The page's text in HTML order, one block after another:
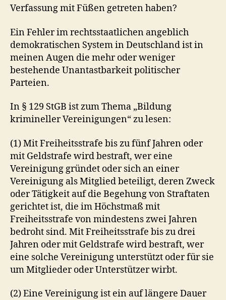
Verfassung mit Füßen getreten haben?
Ein Fehler im rechtsstaatlichen angeblich
demokratischen System in Deutschland ist in
meinen Augen die mehr oder weniger
bestehende Unantastbarkeit politischer
Parteien.
In § 129 StGB ist zum Thema „Bildung
krimineller Vereinigungen“ zu lesen:
(1) Mit Freiheitsstrafe bis zu fünf Jahren oder
mit Geldstrafe wird bestraft, wer eine
Vereinigung gründet oder sich an einer
Vereinigung als Mitglied beteiligt, deren Zweck
oder Tätigkeit auf die Begehung von Straftaten
gerichtet ist, die im Höchstmaß mit
Freiheitsstrafe von mindestens zwei Jahren
bedroht sind. Mit Freiheitsstrafe bis zu drei
Jahren oder mit Geldstrafe wird bestraft, wer
eine solche Vereinigung unterstützt oder für sie
um Mitglieder oder Unterstützer wirbt.
(2) Eine Vereinigung ist ein auf längere Dauer